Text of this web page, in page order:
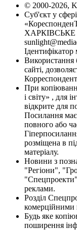
© 2000-2026,
Суб'єкт у
ХАРКІВСЬКЕ
Використання
сайті,
При
і світу» , для
відкрите для
Посилання має
повного або
розміщена в
матеріалу.
Новини з
"Регіони",
реклами.
Розділ
комерційними
Будь яке
поширення